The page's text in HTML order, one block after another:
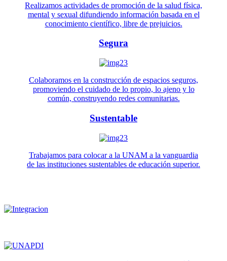
Realizamos actividades de promoción de la salud física,
mental y sexual difundiendo información basada en el
conocimiento científico, libre de prejuicios.
Segura
Colaboramos en la construcción de espacios seguros,
promoviendo el cuidado de lo propio, lo ajeno y lo
común, construyendo redes comunitarias.
Sustentable
Trabajamos para colocar a la UNAM a la vanguardia
de las instituciones sustentables de educación superior.